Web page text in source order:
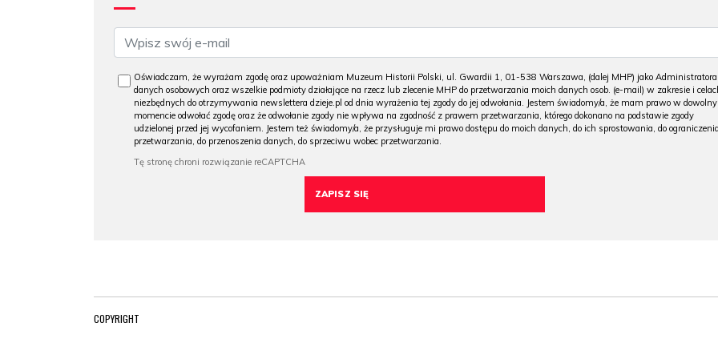
Oświadczam, że wyrażam zgodę oraz upoważniam Muzeum Historii Polski, ul. Gwardii 1, 01-538 Warszawa, (dalej MHP) jako Administratora
danych osobowych oraz wszelkie podmioty działające na rzecz lub zlecenie MHP do przetwarzania moich danych osob. (e-mail) w zakresie i
niezbędnych do otrzymywania newslettera dzieje.pl od dnia wyrażenia tej zgody do jej odwołania. Jestem świadomy/a, że mam prawo w
momencie odwołać zgodę oraz że odwołanie zgody nie wpływa na zgodność z prawem przetwarzania, którego dokonano na podstawie zgody
udzielonej przed jej wycofaniem. Jestem też świadomy/a, że przysługuje mi prawo dostępu do moich danych, do ich sprostowania, do ograniczenia
przetwarzania, do przenoszenia danych, do sprzeciwu wobec przetwarzania.
COPYRIGHT